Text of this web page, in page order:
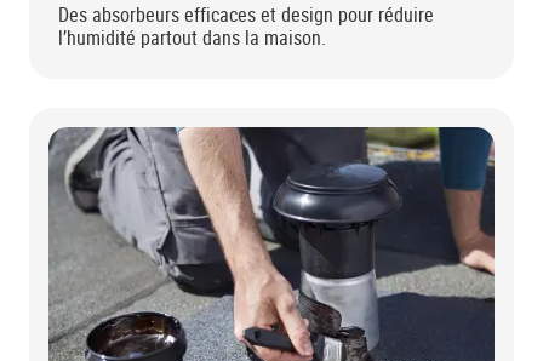
Des absorbeurs efficaces et design pour réduire
l’humidité partout dans la maison.